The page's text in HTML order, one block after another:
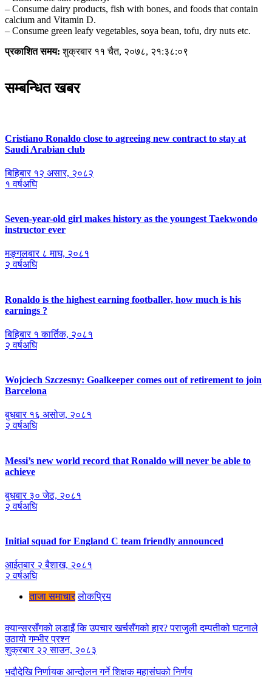
– Consume dairy products, fish with bones, and foods that contain
calcium and Vitamin D.
– Consume green leafy vegetables, soya bean, tofu, dry nuts etc.
प्रकाशित समय: शुक्रबार ११ चैत, २०७८, २१:३८:०९
सम्बन्धित खबर
Cristiano Ronaldo close to agreeing new contract to stay at
Saudi Arabian club
बिहिबार १२ असार, २०८२
१ वर्षअघि
Seven-year-old girl makes history as the youngest Taekwondo
instructor ever
मङ्गलबार ८ माघ, २०८१
२ वर्षअघि
Ronaldo is the highest earning footballer, how much is his
earnings ?
बिहिबार १ कार्तिक, २०८१
२ वर्षअघि
Wojciech Szczesny: Goalkeeper comes out of retirement to join
Barcelona
बुधबार १६ असोज, २०८१
२ वर्षअघि
Messi’s new world record that Ronaldo will never be able to
achieve
बुधबार ३० जेठ, २०८१
२ वर्षअघि
Initial squad for England C team friendly announced
आईतबार २ ब‌ैशाख, २०८१
२ वर्षअघि
ताजा समाचार लाेकप्रिय
क्यान्सरसँगको लडाइँ कि उपचार खर्चसँगको हार? पराजुली दम्पतीको घटनाले
उठायो गम्भीर प्रश्न
शुक्रबार २२ साउन, २०८३
भदौदेखि निर्णायक आन्दोलन गर्ने शिक्षक महासंघको निर्णय